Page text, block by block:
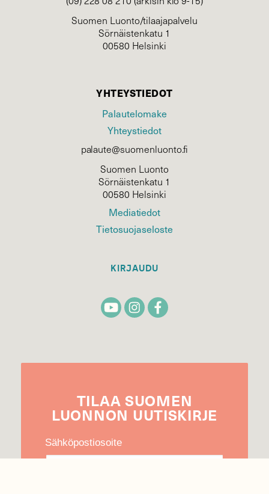
Suomen Luonto/tilaajapalvelu
Sörnäistenkatu 1
00580 Helsinki
YHTEYSTIEDOT
Palautelomake
Yhteystiedot
palaute@suomenluonto.fi
Suomen Luonto
Sörnäistenkatu 1
00580 Helsinki
Mediatiedot
Tietosuojaseloste
KIRJAUDU
TILAA SUOMEN
LUONNON UUTIS­KIRJE
Sähköpostiosoite